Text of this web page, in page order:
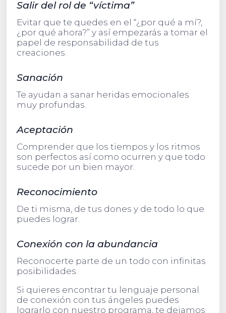
Salir del rol de “víctima”
Evitar que te quedes en el “¿por qué a mí?,
¿por qué ahora?” y así empezarás a tomar el
papel de responsabilidad de tus
creaciones.
Sanación
Te ayudan a sanar heridas emocionales
muy profundas.
Aceptación
Comprender que los tiempos y los ritmos
son perfectos así como ocurren y que todo
sucede por un bien mayor.
Reconocimiento
De ti misma, de tus dones y de todo lo que
puedes lograr.
Conexión con la abundancia
Reconocerte parte de un todo con infinitas
posibilidades.
Si quieres encontrar tu lenguaje personal
de conexión con tus ángeles puedes
lograrlo con nuestro programa, te dejamos